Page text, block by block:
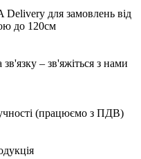
для замовлень від
до 120см
– зв'яжіться з нами
(працюємо з ПДВ)